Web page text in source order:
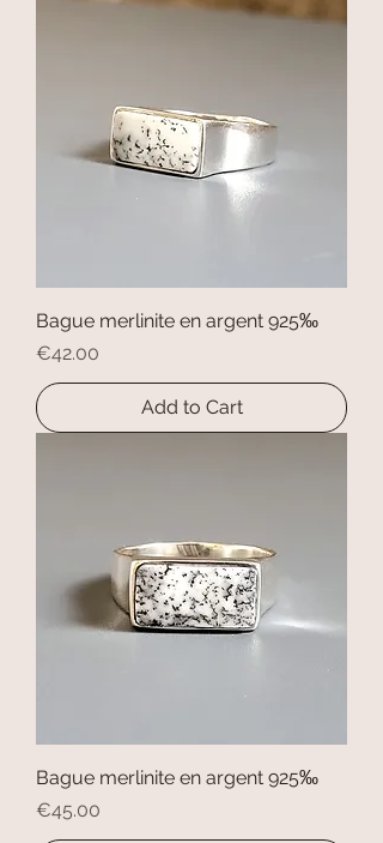
Bague merlinite en argent 925‰
Price
€42.00
Add to Cart
Bague merlinite en argent 925‰
Price
€45.00